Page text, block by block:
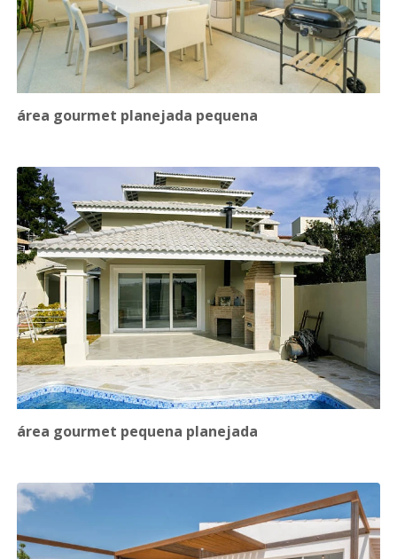
área gourmet planejada pequena
área gourmet pequena planejada